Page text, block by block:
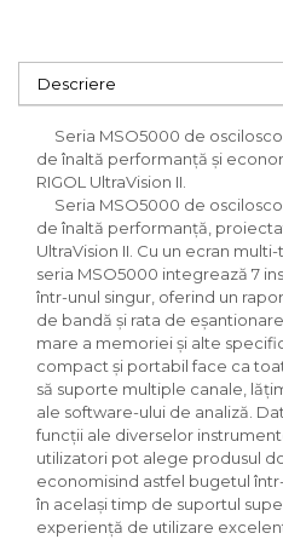
Descriere
Seria MSO5000 de
de înaltă performanță și
RIGOL UltraVision II.
Seria MSO5000 de
de înaltă performanță,
UltraVision II. Cu un ecran
seria MSO5000 integrează 7
într-unul singur, oferind un
de bandă și rata de
mare a memoriei și alte
compact și portabil face ca
să suporte multiple canale,
ale software-ului de analiză.
funcții ale diverselor
utilizatori pot alege produsul
economisind astfel bugetul
în același timp de suportul
experiență de utilizare